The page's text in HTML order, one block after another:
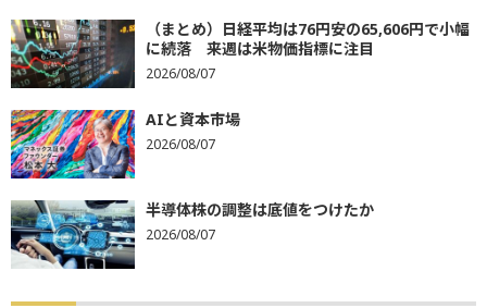
（まとめ）日経平均は76円安の65,606円で小幅
に続落 来週は米物価指標に注目
2026/08/07
AIと資本市場
2026/08/07
半導体株の調整は底値をつけたか
2026/08/07